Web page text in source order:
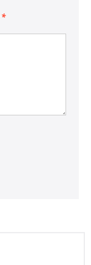
*